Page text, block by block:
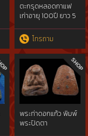
ตะกรุดหลอดกาแฟ
เก่าอายุ 100ปี ยาว 5
โทรถาม
พระท่าดอกแก้ว พิมพ์
พระปิดตา